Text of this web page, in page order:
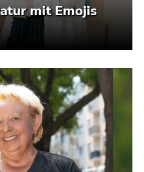
mit Emojis